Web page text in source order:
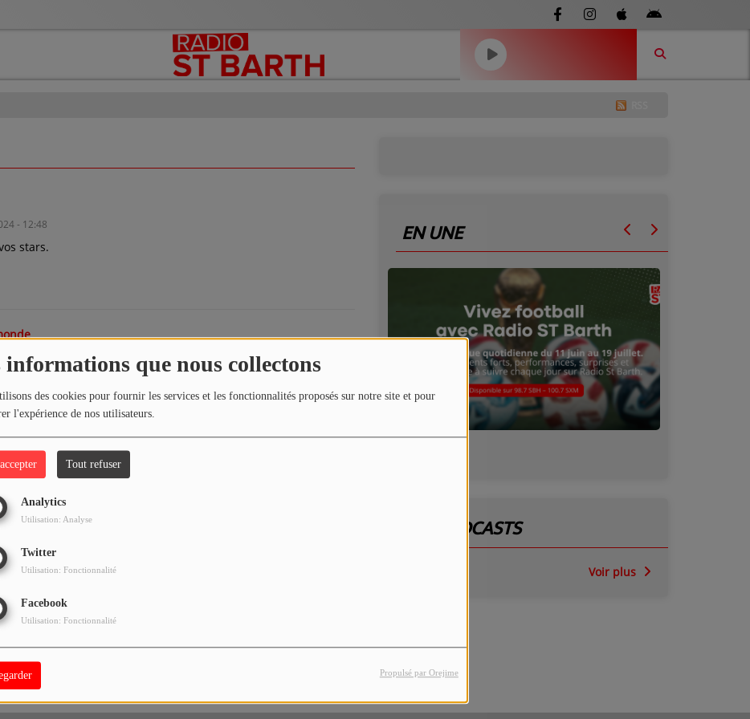
informations que nous collectons
des cookies pour fournir les services et les fonctionnalités proposés sur notre site et pour
l'expérience de nos utilisateurs.
Tout refuser
Analytics
Utilisation: Analyse
Twitter
Utilisation: Fonctionnalité
Facebook
Utilisation: Fonctionnalité
Propulsé par Orejime
- 12:48
stars.
mondiales fournissent une mise à jour continue
majeurs à travers le globe.
EN UNE
NOS PODCASTS
Voir plus